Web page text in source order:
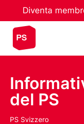
Diventa
del PS
PS Svizzero